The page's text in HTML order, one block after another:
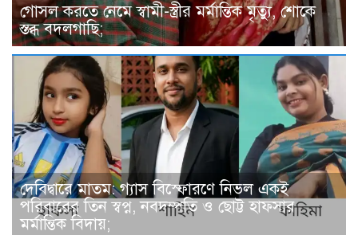
গোসল করতে নেমে স্বামী-স্ত্রীর মর্মান্তিক মৃত্যু, শোকে
স্তব্ধ বদলগাছি;
দেবিদ্বারে মাতম: গ্যাস বিস্ফোরণে নিভল একই
পরিবারের তিন স্বপ্ন, নবদম্পতি ও ছোট্ট হাফসার
মর্মান্তিক বিদায়;